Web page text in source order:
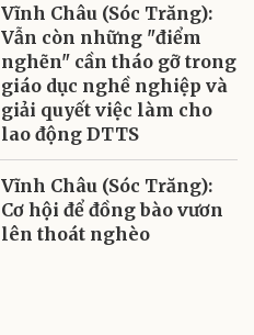
Vĩnh Châu (Sóc Trăng):
Vẫn còn những "điểm
nghẽn" cần tháo gỡ trong
giáo dục nghề nghiệp và
giải quyết việc làm cho
lao động DTTS
Vĩnh Châu (Sóc Trăng):
Cơ hội để đồng bào vươn
lên thoát nghèo